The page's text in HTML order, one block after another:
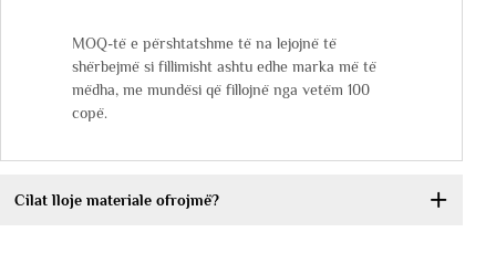
MOQ-të e përshtatshme të na lejojnë të
shërbejmë si fillimisht ashtu edhe marka më të
mëdha, me mundësi që fillojnë nga vetëm 100
copë.
Cilat lloje materiale ofrojmë?